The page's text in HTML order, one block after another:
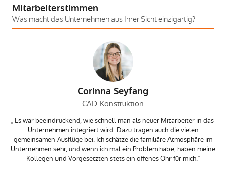
Mitarbeiterstimmen
Was macht das Unternehmen aus Ihrer Sicht einzigartig?
Corinna Seyfang
CAD-Konstruktion
Es war beeindruckend, wie schnell man als neuer Mitarbeiter in das
Unternehmen integriert wird. Dazu tragen auch die vielen
gemeinsamen Ausflüge bei. Ich schätze die familiäre Atmosphäre im
Unternehmen sehr, und wenn ich mal ein Problem habe, haben meine
Kollegen und Vorgesetzten stets ein offenes Ohr für mich.